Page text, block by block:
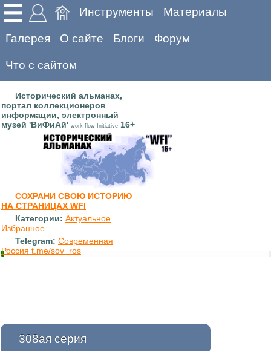
Инструменты Материалы
Галерея О сайте Блоги Форум
Что с сайтом
Исторический альманах,
портал коллекционеров
информации, электронный
музей 'ВиФиАй' work-flow-Initiative 16+
СОХРАНИ СВОЮ ИСТОРИЮ
НА СТРАНИЦАХ WFI
Категории: Актуальное
Избранное
Telegram: Современная
Россия t.me/sov_ros
308ая серия